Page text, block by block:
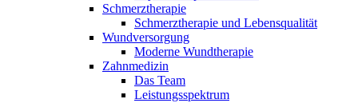
Schmerztherapie
Schmerztherapie und Lebensqualität
Wundversorgung
Moderne Wundtherapie
Zahnmedizin
Das Team
Leistungsspektrum